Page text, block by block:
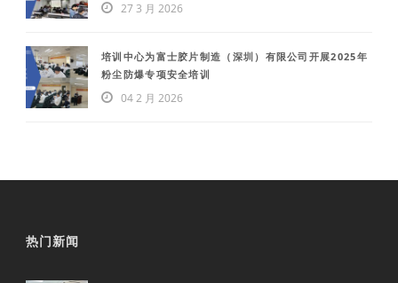
27 3 月 2026
培训中心为富士胶片制造（深圳）有限公司开展2025年
粉尘防爆专项安全培训
04 2 月 2026
热门新闻